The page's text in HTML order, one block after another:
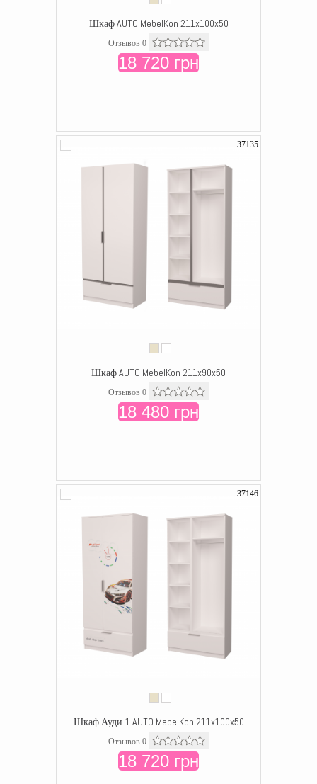
Шкаф AUTO MebelKon 211x100x50
Отзывов 0
18 720 грн
37135
Шкаф AUTO MebelKon 211x90x50
Отзывов 0
18 480 грн
37146
Шкаф Ауди-1 AUTO MebelKon 211x100x50
Отзывов 0
18 720 грн